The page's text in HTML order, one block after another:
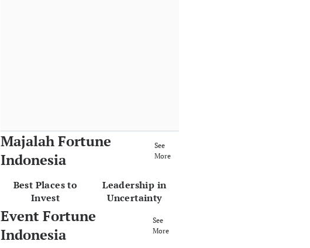
Majalah Fortune
Indonesia
See
More
Best Places to
Invest
Leadership in
Uncertainty
Event Fortune
Indonesia
See
More